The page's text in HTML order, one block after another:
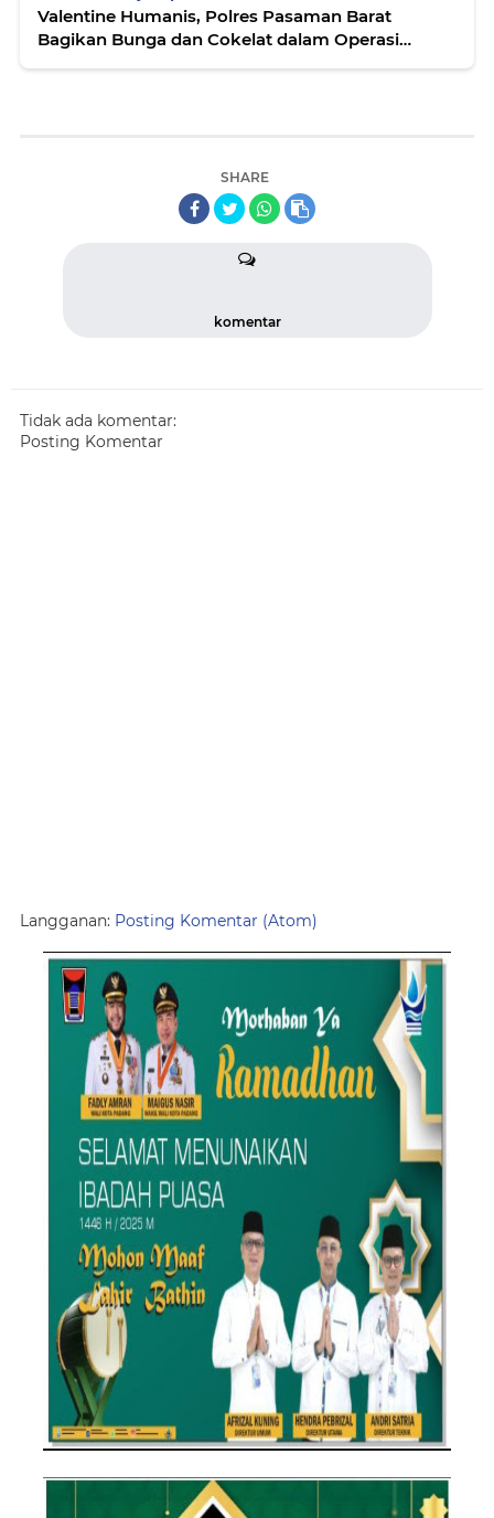
Valentine Humanis, Polres Pasaman Barat
Bagikan Bunga dan Cokelat dalam Operasi
SHARE
komentar
Tidak ada komentar:
Posting Komentar
Langganan: Posting Komentar (Atom)